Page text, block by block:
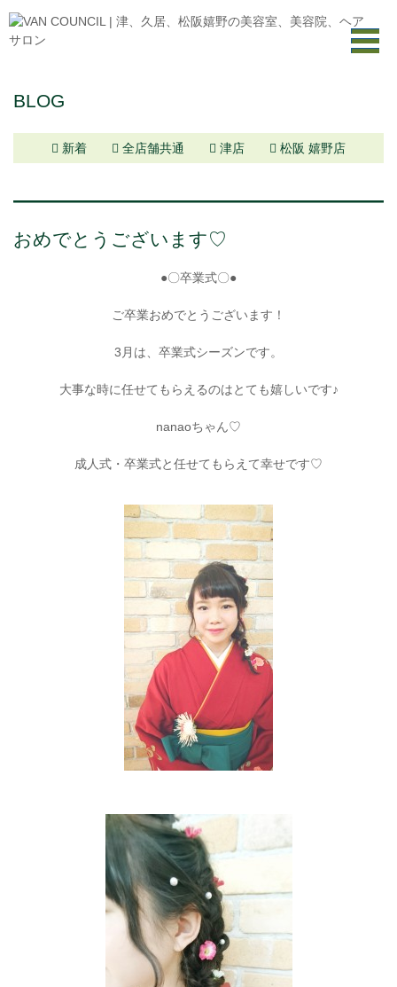
BLOG
新着 全店舗共通 津店 松阪 嬉野店
おめでとうございます♡
●〇卒業式〇●
ご卒業おめでとうございます！
3月は、卒業式シーズンです。
大事な時に任せてもらえるのはとても嬉しいです♪
nanaoちゃん♡
成人式・卒業式と任せてもらえて幸せです♡